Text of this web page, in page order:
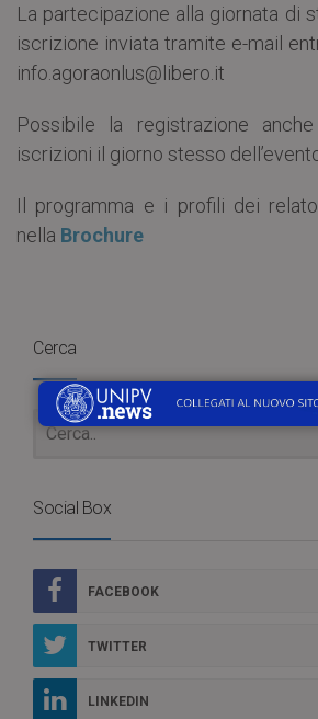
La partecipazione alla giornata di
iscrizione inviata tramite e-mail
info.agoraonlus@libero.it
Possibile la registrazione
iscrizioni il giorno stesso
Il programma e i profili dei
nella Brochure
Cerca
Social Box
FACEBOOK
TWITTER
LINKEDIN